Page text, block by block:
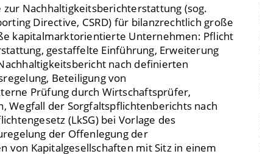
zur Nachhaltigkeitsberichterstattung (sog.
Directive, CSRD) für bilanzrechtlich große
kapitalmarktorientierte Unternehmen: Pflicht
gestaffelte Einführung, Erweiterung
nach definierten
Beteiligung von
Prüfung durch Wirtschaftsprüfer,
Wegfall der Sorgfaltspflichtenberichts nach
(LkSG) bei Vorlage des
der Offenlegung der
von Kapitalgesellschaften mit Sitz in einem
Organs von Inlandsemittenten
und des Lageberichts respektive des
Konzernlageberichts, Ersetzung einzelner
die Textform, Bußgeld- und